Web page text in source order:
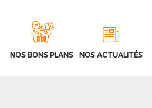
NOS BONS PLANS NOS ACTUALITÉS